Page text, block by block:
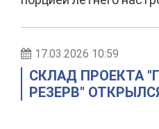
17.03.2026 10:59
СКЛАД ПРОЕКТА
РЕЗЕРВ"